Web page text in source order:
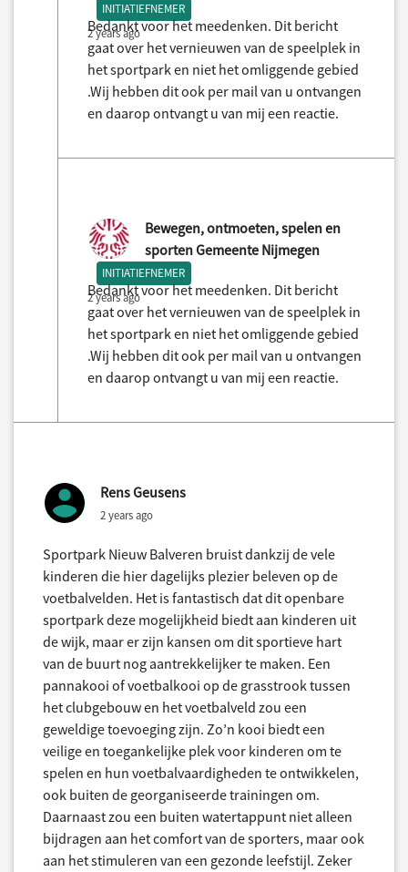
INITIATIEFNEMER
2 years ago
Bedankt voor het meedenken. Dit bericht
gaat over het vernieuwen van de speelplek in
het sportpark en niet het omliggende gebied
.Wij hebben dit ook per mail van u ontvangen
en daarop ontvangt u van mij een reactie.
Bewegen, ontmoeten, spelen en
sporten Gemeente Nijmegen
INITIATIEFNEMER
2 years ago
Bedankt voor het meedenken. Dit bericht
gaat over het vernieuwen van de speelplek in
het sportpark en niet het omliggende gebied
.Wij hebben dit ook per mail van u ontvangen
en daarop ontvangt u van mij een reactie.
Rens Geusens
2 years ago
Sportpark Nieuw Balveren bruist dankzij de vele
kinderen die hier dagelijks plezier beleven op de
voetbalvelden. Het is fantastisch dat dit openbare
sportpark deze mogelijkheid biedt aan kinderen uit
de wijk, maar er zijn kansen om dit sportieve hart
van de buurt nog aantrekkelijker te maken. Een
pannakooi of voetbalkooi op de grasstrook tussen
het clubgebouw en het voetbalveld zou een
geweldige toevoeging zijn. Zo’n kooi biedt een
veilige en toegankelijke plek voor kinderen om te
spelen en hun voetbalvaardigheden te ontwikkelen,
ook buiten de georganiseerde trainingen om.
Daarnaast zou een buiten watertappunt niet alleen
bijdragen aan het comfort van de sporters, maar ook
aan het stimuleren van een gezonde leefstijl. Zeker